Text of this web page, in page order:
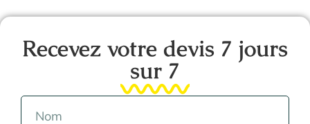
Recevez votre devis 7 jours
sur 7